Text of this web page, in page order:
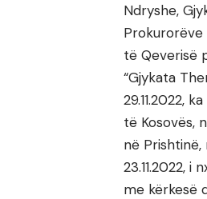
Ndryshe,
Prokurorëve
të Qeverisë
“Gjykata
29.11.2022,
të Kosovës,
në
23.11.2022,
me kërkesë